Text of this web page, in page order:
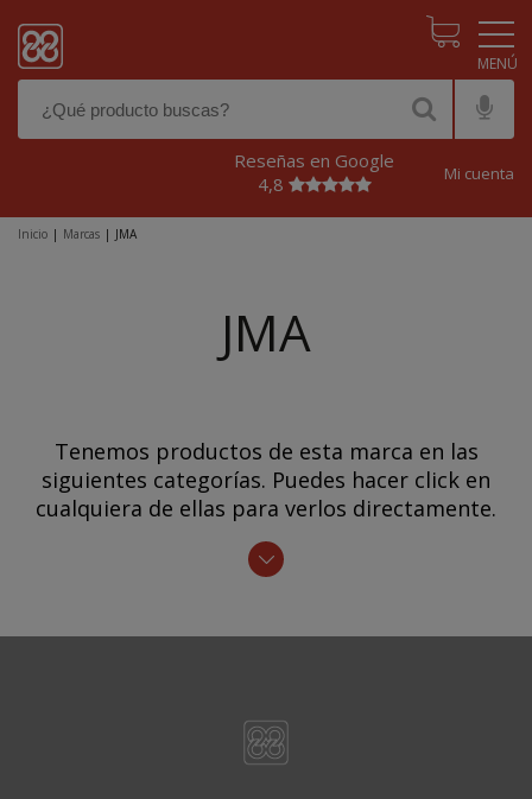
Reseñas en Google
4,8
Mi cuenta
Inicio | Marcas | JMA
JMA
Tenemos productos de esta marca en las
siguientes categorías. Puedes hacer click en
cualquiera de ellas para verlos directamente.